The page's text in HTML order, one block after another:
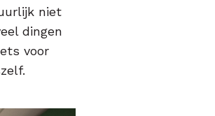
niet
dingen
voor